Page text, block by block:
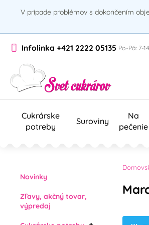
V prípade problémov s dokončením
Infolinka +421 2222 05135 Po-Pá: 7-
Cukrárske
potreby
Suroviny
Na
pečenie
Novinky
Zľavy, akčný tovar,
výpredaj